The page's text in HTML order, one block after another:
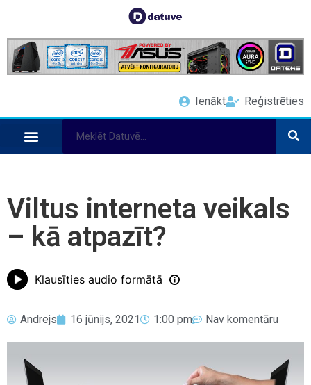
Ienākt Reģistrēties
Viltus interneta veikals
– kā atpazīt?
Klausīties audio formātā
Andrejs 16 jūnijs, 2021 1:00 pm Nav komentāru